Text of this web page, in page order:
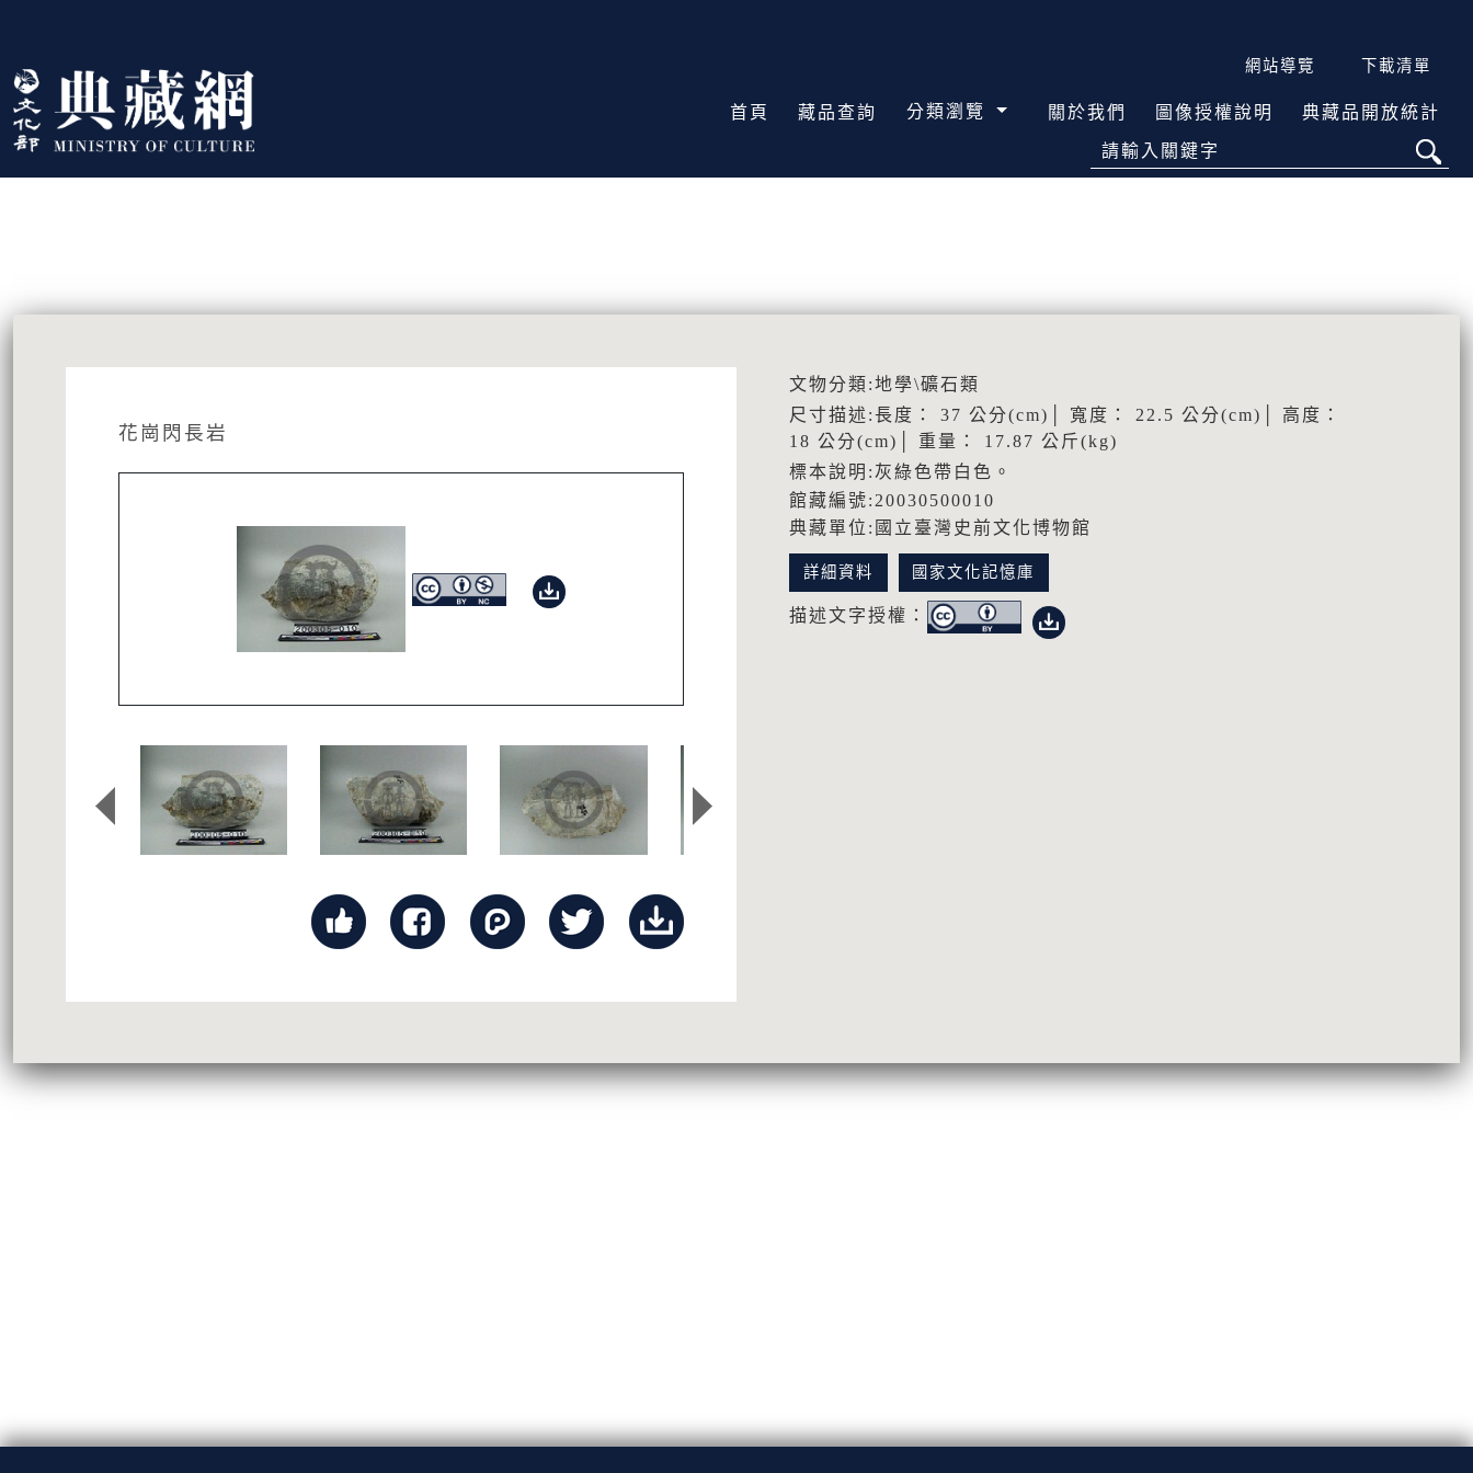
:::
網站導覽 下載清單
首頁 藏品查詢 分類瀏覽 關於我們 圖像授權說明 典藏品開放統計
請輸入關鍵字
花崗閃長岩
文物分類:地學\礦石類
尺寸描述:長度： 37 公分(cm)│ 寬度： 22.5 公分(cm)│ 高度：
18 公分(cm)│ 重量： 17.87 公斤(kg)
標本說明:灰綠色帶白色。
館藏編號:20030500010
典藏單位:國立臺灣史前文化博物館
詳細資料 國家文化記憶庫
描述文字授權：